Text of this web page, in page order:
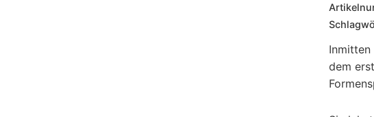
Inmitten
dem